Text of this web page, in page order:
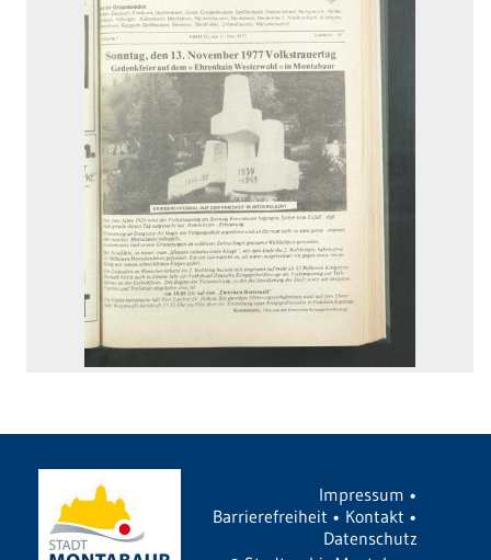
Impressum •
Barrierefreiheit • Kontakt •
Datenschutz